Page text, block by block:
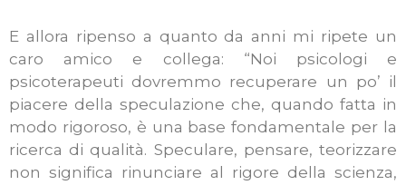
E allora ripenso a quanto da anni mi ripete un
caro amico e collega: “Noi psicologi e
psicoterapeuti dovremmo recuperare un po’ il
piacere della speculazione che, quando fatta in
modo rigoroso, è una base fondamentale per la
ricerca di qualità. Speculare, pensare, teorizzare
non significa rinunciare al rigore della scienza,